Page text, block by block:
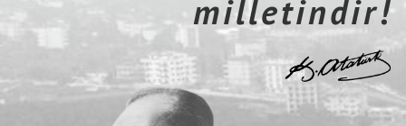
milletindir!